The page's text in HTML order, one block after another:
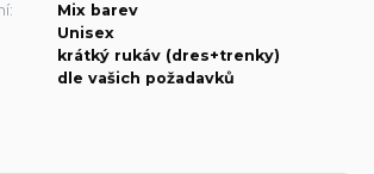
Mix barev
Unisex
krátký rukáv (dres+trenky)
dle vašich požadavků